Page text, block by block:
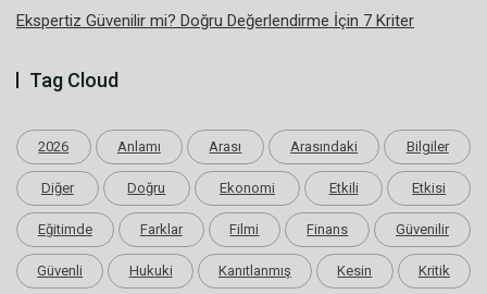
Ekspertiz Güvenilir mi? Doğru Değerlendirme İçin 7 Kriter
Tag Cloud
2026 Anlamı Arası Arasındaki Bilgiler
Diğer Doğru Ekonomi Etkili Etkisi
Eğitimde Farklar Filmi Finans Güvenilir
Güvenli Hukuki Kanıtlanmış Kesin Kritik